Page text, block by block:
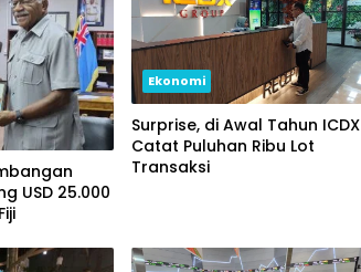
USD 25.000
Ekonomi
Surprise, di Awal Tahun ICDX
Catat Puluhan Ribu Lot
Transaksi